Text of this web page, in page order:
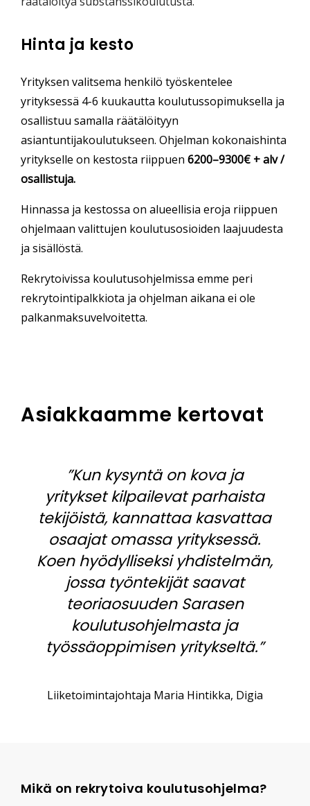
Hinta ja kesto
Yrityksen valitsema henkilö työskentelee
yrityksessä 4-6 kuukautta koulutussopimuksella ja
osallistuu samalla räätälöityyn
asiantuntijakoulutukseen. Ohjelman kokonaishinta
yritykselle on kestosta riippuen 6200–9300€ + alv /
osallistuja.
Hinnassa ja kestossa on alueellisia eroja riippuen
ohjelmaan valittujen koulutusosioiden laajuudesta
ja sisällöstä.
Rekrytoivissa koulutusohjelmissa emme peri
rekrytointipalkkiota ja ohjelman aikana ei ole
palkanmaksuvelvoitetta.
Asiakkaamme kertovat
”Kun kysyntä on kova ja
yritykset kilpailevat parhaista
tekijöistä, kannattaa kasvattaa
osaajat omassa yrityksessä.
Koen hyödylliseksi yhdistelmän,
jossa työntekijät saavat
teoriaosuuden Sarasen
koulutusohjelmasta ja
työssäoppimisen yritykseltä.”
Liiketoimintajohtaja Maria Hintikka, Digia
Mikä on rekrytoiva koulutusohjelma?